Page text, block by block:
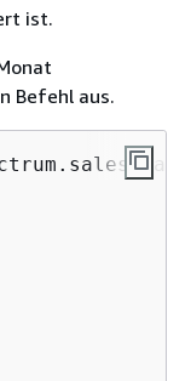
ist.
Befehl aus.